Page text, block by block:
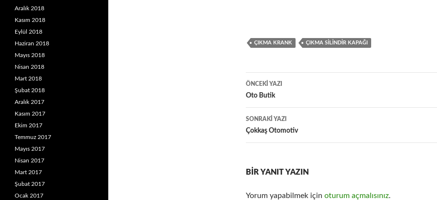
ÇIKMA KRANK ÇIKMA SILINDIR KAPAĞI
Yazı
dolaşımı
ÖNCEKI YAZI
Oto Butik
SONRAKI YAZI
Çokkaş Otomotiv
BIR YANIT YAZIN
Yorum yapabilmek için oturum açmalısınız.
Aralık 2018
Kasım 2018
Eylül 2018
Haziran 2018
Mayıs 2018
Nisan 2018
Mart 2018
Şubat 2018
Aralık 2017
Kasım 2017
Ekim 2017
Temmuz 2017
Mayıs 2017
Nisan 2017
Mart 2017
Şubat 2017
Ocak 2017